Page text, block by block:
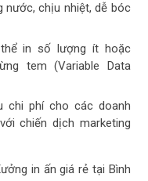
nước, chịu nhiệt, dễ bóc
in số lượng ít hoặc
tem (Variable Data
chi phí cho các doanh
chiến dịch marketing